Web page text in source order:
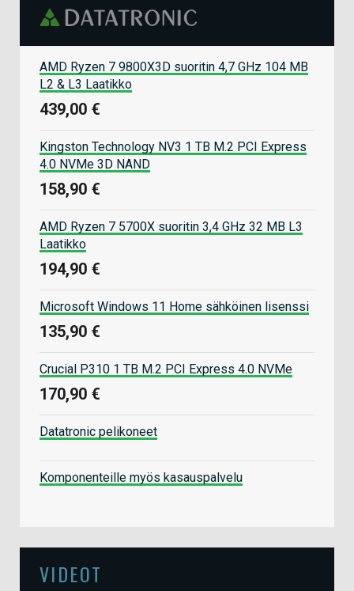
AMD Ryzen 7 9800X3D suoritin 4,7 GHz 104 MB
L2 & L3 Laatikko
439,00 €
Kingston Technology NV3 1 TB M.2 PCI Express
4.0 NVMe 3D NAND
158,90 €
AMD Ryzen 7 5700X suoritin 3,4 GHz 32 MB L3
Laatikko
194,90 €
Microsoft Windows 11 Home sähköinen lisenssi
135,90 €
Crucial P310 1 TB M.2 PCI Express 4.0 NVMe
170,90 €
Datatronic pelikoneet
Komponenteille myös kasauspalvelu
VIDEOT